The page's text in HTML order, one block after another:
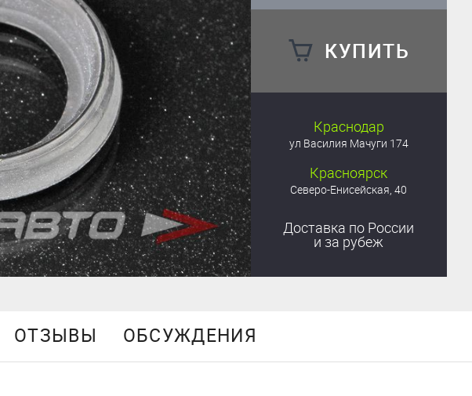
КУПИТЬ
Краснодар
ул Василия Мачуги 174
Красноярск
Северо-Енисейская, 40
Доставка по России
и за рубеж
ОТЗЫВЫ ОБСУЖДЕНИЯ